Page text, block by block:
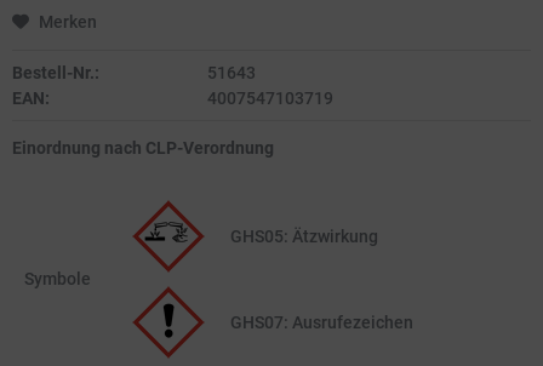
Merken
Bestell-Nr.:
51643
EAN:
4007547103719
Einordnung nach CLP-Verordnung
Symbole
GHS05: Ätzwirkung
GHS07: Ausrufezeichen